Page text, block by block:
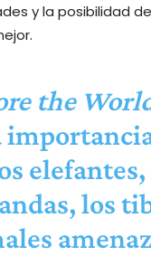
y la posibilidad
the
los